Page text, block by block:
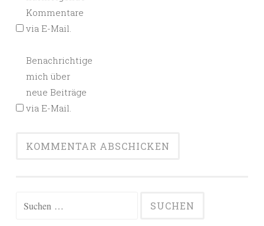
Kommentare
via E-Mail.
Benachrichtige
mich über
neue Beiträge
via E-Mail.
Suchen